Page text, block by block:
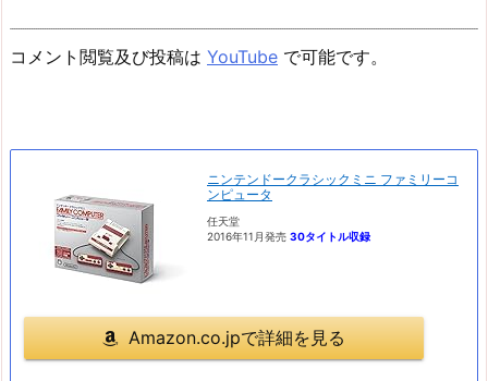
コメント閲覧及び投稿は YouTube で可能です。
ニンテンドークラシックミニ ファミリーコ
ンピュータ
任天堂
2016年11月発売 30タイトル収録
Amazon.co.jpで詳細を見る